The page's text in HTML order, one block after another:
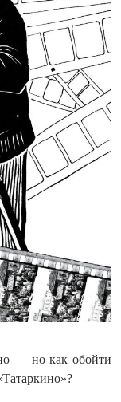
— но как обойти